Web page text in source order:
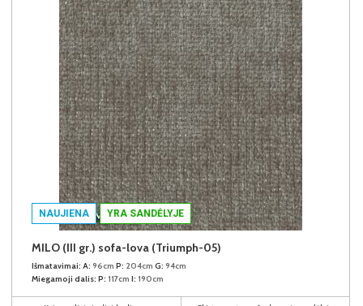
NAUJIENA YRA SANDĖLYJE
MILO (III gr.) sofa-lova (Triumph-05)
Išmatavimai: A: 96cm P: 204cm G: 94cm
Miegamoji dalis: P: 117cm I: 190cm